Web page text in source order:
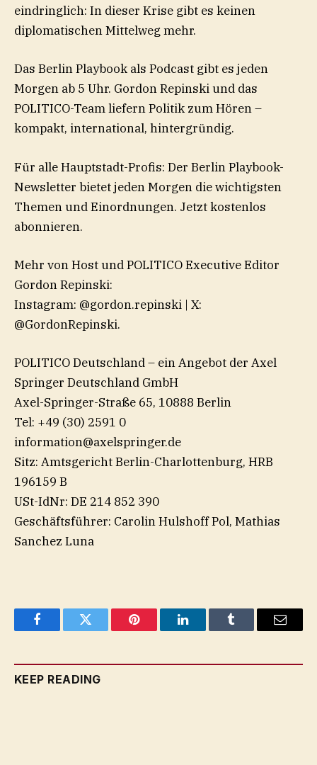
eindringlich: In dieser Krise gibt es keinen
diplomatischen Mittelweg mehr.
Das Berlin Playbook als Podcast gibt es jeden
Morgen ab 5 Uhr. Gordon Repinski und das
POLITICO-Team liefern Politik zum Hören –
kompakt, international, hintergründig.
Für alle Hauptstadt-Profis: Der Berlin Playbook-
Newsletter bietet jeden Morgen die wichtigsten
Themen und Einordnungen. ⁠Jetzt kostenlos
abonnieren.⁠
Mehr von Host und POLITICO Executive Editor
Gordon Repinski:
Instagram: ⁠@gordon.repinski⁠ | X:
⁠@GordonRepinski⁠.
POLITICO Deutschland – ein Angebot der Axel
Springer Deutschland GmbH
Axel-Springer-Straße 65, 10888 Berlin
Tel: +49 (30) 2591 0
information@axelspringer.de
Sitz: Amtsgericht Berlin-Charlottenburg, HRB
196159 B
USt-IdNr: DE 214 852 390
Geschäftsführer: Carolin Hulshoff Pol, Mathias
Sanchez Luna
FacebookTwitter Pinterest LinkedInTumblr Email
KEEP READING